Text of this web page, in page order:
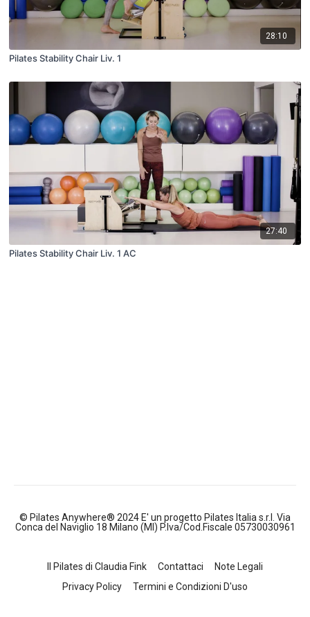
28:10
Pilates Stability Chair Liv. 1
27:40
Pilates Stability Chair Liv. 1 AC
© Pilates Anywhere® 2024 E' un progetto Pilates Italia s.r.l. Via
Conca del Naviglio 18 Milano (MI) P.Iva/Cod.Fiscale 05730030961
Il Pilates di Claudia Fink Contattaci
Note Legali
Privacy Policy
Termini e Condizioni D'uso